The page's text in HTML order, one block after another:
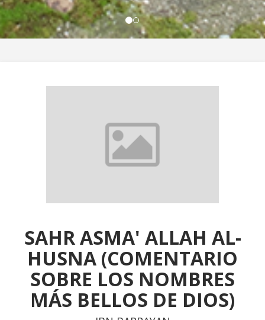
SAHR ASMA' ALLAH AL-
HUSNA (COMENTARIO
SOBRE LOS NOMBRES
MÁS BELLOS DE DIOS)